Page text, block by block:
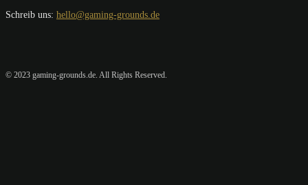
Schreib uns: hello@gaming-grounds.de
© 2023 gaming-grounds.de. All Rights Reserved.